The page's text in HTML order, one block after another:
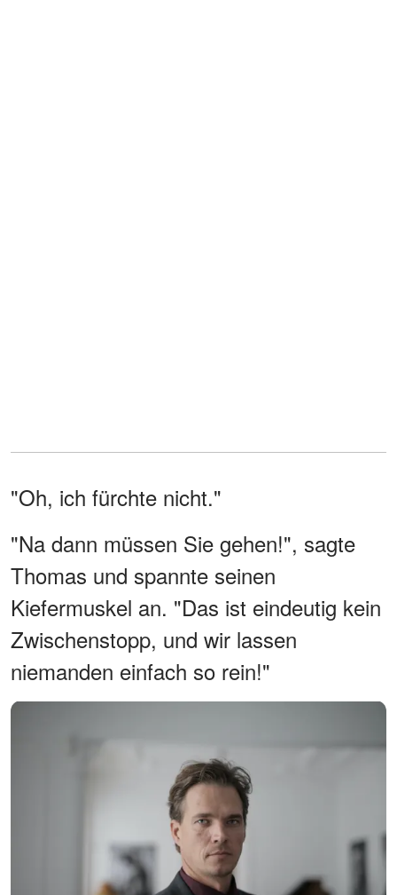
"Oh, ich fürchte nicht."
"Na dann müssen Sie gehen!", sagte
Thomas und spannte seinen
Kiefermuskel an. "Das ist eindeutig kein
Zwischenstopp, und wir lassen
niemanden einfach so rein!"